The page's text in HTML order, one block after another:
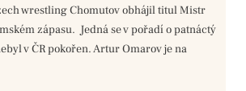
wrestling Chomutov obhájil titul Mistr
zápasu. Jedná se v pořadí o patnáctý
v ČR pokořen. Artur Omarov je na